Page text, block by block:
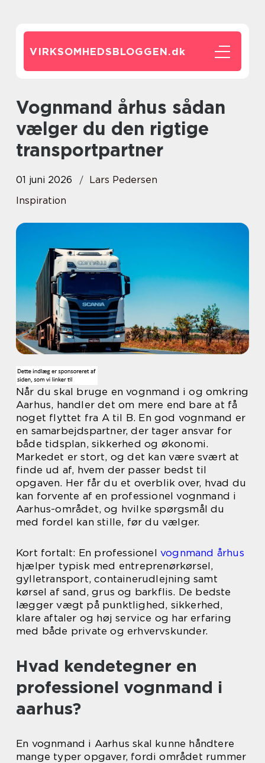
VIRKSOMHEDSBLOGGEN.dk
Vognmand århus sådan
vælger du den rigtige
transportpartner
01 juni 2026
Lars Pedersen
Inspiration
Når du skal bruge en vognmand i og omkring
Aarhus, handler det om mere end bare at få
noget flyttet fra A til B. En god vognmand er
en samarbejdspartner, der tager ansvar for
både tidsplan, sikkerhed og økonomi.
Markedet er stort, og det kan være svært at
finde ud af, hvem der passer bedst til
opgaven. Her får du et overblik over, hvad du
kan forvente af en professionel vognmand i
Aarhus-området, og hvilke spørgsmål du
med fordel kan stille, før du vælger.
Kort fortalt: En professionel vognmand århus
hjælper typisk med entreprenørkørsel,
gylletransport, containerudlejning samt
kørsel af sand, grus og barkflis. De bedste
lægger vægt på punktlighed, sikkerhed,
klare aftaler og høj service og har erfaring
med både private og erhvervskunder.
Hvad kendetegner en
professionel vognmand i
aarhus?
En vognmand i Aarhus skal kunne håndtere
mange typer opgaver, fordi området rummer